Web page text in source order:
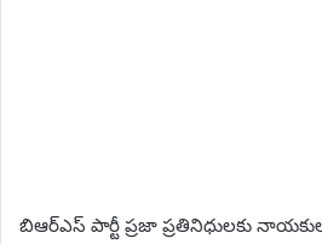
బిఆర్ఎస్ పార్టీ ప్రజా ప్రతినిధులకు